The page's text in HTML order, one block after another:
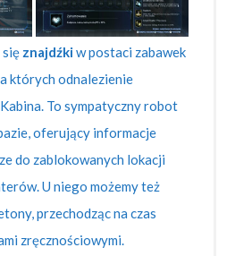
się znajdźkiw postaci zabawek
których odnalezienie
To sympatyczny robot
oferujący informacje
do zablokowanych lokacji
U niego możemy też
przechodząc na czas
zręcznościowymi.